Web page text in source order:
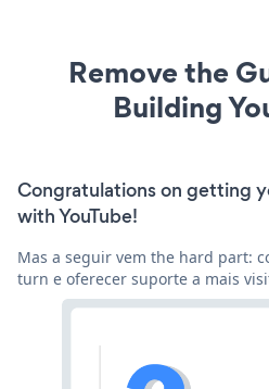
Remove the
Building
Congratulations on getting
with YouTube!
Mas a seguir vem the hard part:
turn e oferecer suporte a mais